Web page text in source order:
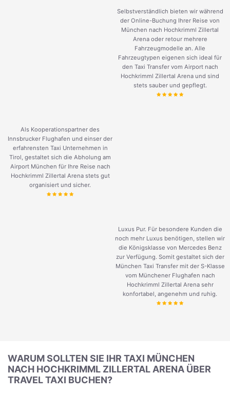
Selbstverständlich bieten wir während
der Online-Buchung Ihrer Reise von
München nach Hochkrimml Zillertal
Arena oder retour mehrere
Fahrzeugmodelle an. Alle
Fahrzeugtypen eigenen sich ideal für
den Taxi Transfer vom Airport nach
Hochkrimml Zillertal Arena und sind
stets sauber und gepflegt.
Als Kooperationspartner des
Innsbrucker Flughafen und einser der
erfahrensten Taxi Unternehmen in
Tirol, gestaltet sich die Abholung am
Airport München für Ihre Reise nach
Hochkrimml Zillertal Arena stets gut
organisiert und sicher.
Luxus Pur. Für besondere Kunden die
noch mehr Luxus benötigen, stellen wir
die Königsklasse von Mercedes Benz
zur Verfügung. Somit gestaltet sich der
München Taxi Transfer mit der S-Klasse
vom Münchener Flughafen nach
Hochkrimml Zillertal Arena sehr
konfortabel, angenehm und ruhig.
WARUM SOLLTEN SIE IHR TAXI MÜNCHEN
NACH HOCHKRIMML ZILLERTAL ARENA ÜBER
TRAVEL TAXI BUCHEN?